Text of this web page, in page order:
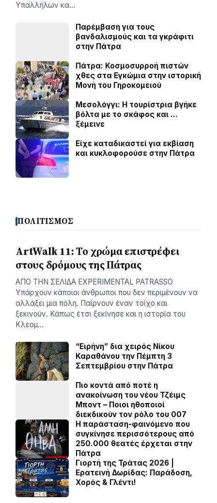
Υπαλλήλων κα…
Παρέμβαση για τους
βανδαλισμούς και τα γκράφιτι
στην Πάτρα
Πάτρα: Κοσµοσυρροή πιστών
χθες στα Εγκώµια στην ιστορική
Μονή του Γηροκοµειού
Μεσολόγγι: Η τουρίστρια βγήκε
βόλτα με το σκάφος και …
ξέμεινε
Είχε καταδικαστεί για εκβίαση
και κυκλοφορούσε στην Πάτρα
ΠΟΛΙΤΙΣΜΟΣ
ArtWalk 11: Το χρώμα επιστρέφει
στους δρόμους της Πάτρας
AΠΟ ΤΗΝ ΣΕΛΙΔΑ EXPERIMENTAL PATRASSO
Υπάρχουν κάποιοι άνθρωποι που δεν περιμένουν να
αλλάξει μια πόλη. Παίρνουν έναν τοίχο και
ξεκινούν. Κάπως έτσι ξεκίνησε και η ιστορία του
Κλεομ…
“Ειρήνη” δια χειρός Νίκου
Καραθάνου την Πέμπτη 3
Σεπτεμβρίου στην Πάτρα
Πιο κοντά από ποτέ η
ανακοίνωση του νέου Τζέιμς
Μποντ – Ποιοι ηθοποιοί
διεκδικούν τον ρόλο του 007
Η παράσταση-φαινόμενο που
συγκίνησε περισσότερους από
250.000 θεατές έρχεται στην
Πάτρα
Γιορτή της Τράτας 2026 |
Ερατεινή Δωρίδας: Παράδοση,
Χορός & Γλέντι!